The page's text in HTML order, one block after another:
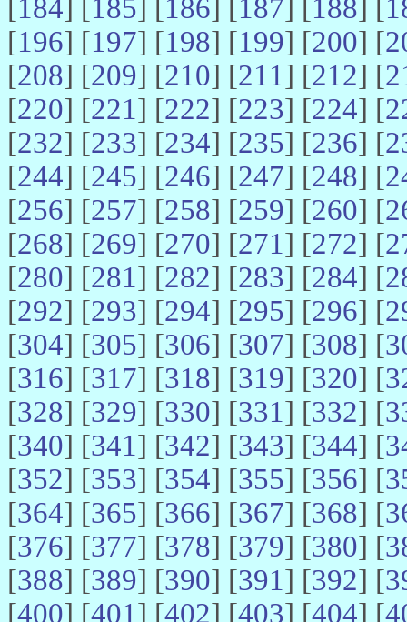
[184] [185] [186] [187] [188] [
[196] [197] [198] [199] [200] [
[208] [209] [210] [211] [212] [
[220] [221] [222] [223] [224] [
[232] [233] [234] [235] [236] [
[244] [245] [246] [247] [248] [
[256] [257] [258] [259] [260] [
[268] [269] [270] [271] [272] [
[280] [281] [282] [283] [284] [
[292] [293] [294] [295] [296] [
[304] [305] [306] [307] [308] [
[316] [317] [318] [319] [320] [
[328] [329] [330] [331] [332] [
[340] [341] [342] [343] [344] [
[352] [353] [354] [355] [356] [
[364] [365] [366] [367] [368] [
[376] [377] [378] [379] [380] [
[388] [389] [390] [391] [392] [
[400] [401] [402] [403] [404] [